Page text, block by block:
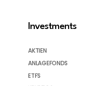
Investments
AKTIEN
ANLAGEFONDS
ETFS